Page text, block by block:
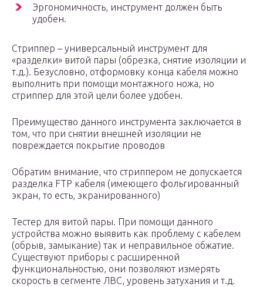
Эргономичность, инструмент должен быть
удобен.
Стриппер – универсальный инструмент для
«разделки» витой пары (обрезка, снятие изоляции и
т.д.). Безусловно, отформовку конца кабеля можно
выполнить при помощи монтажного ножа, но
стриппер для этой цели более удобен.
Преимущество данного инструмента заключается в
том, что при снятии внешней изоляции не
повреждается покрытие проводов
Обратим внимание, что стриппером не допускается
разделка FTP кабеля (имеющего фольгированный
экран, то есть, экранированного)
Тестер для витой пары. При помощи данного
устройства можно выявить как проблему с кабелем
(обрыв, замыкание) так и неправильное обжатие.
Существуют приборы с расширенной
функциональностью, они позволяют измерять
скорость в сегменте ЛВС, уровень затухания и т.д.